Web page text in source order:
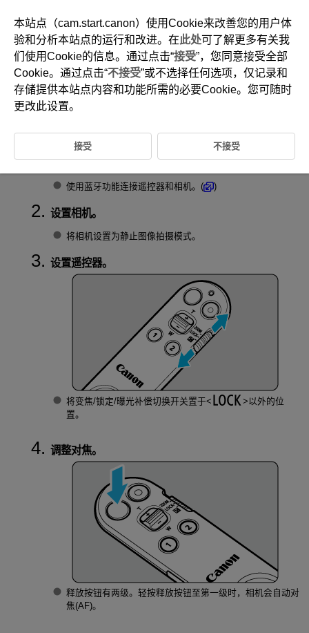
D403-010
拍摄静止图像
使用蓝牙功能连接遥控器和相机。( )
设置相机。
将相机设置为静止图像拍摄模式。
设置遥控器。
将变焦/锁定/曝光补偿切换开关置于
以外的位
置。
调整对焦。
释放按钮有两级。轻按释放按钮至第一级时，相机会自动对
焦(AF)。
本站点（cam.start.canon）使用Cookie来改善您的用户体
验和分析本站点的运行和改进。在此处可了解更多有关我
们使用Cookie的信息。通过点击“接受”，您同意接受全部
Cookie。通过点击“不接受”或不选择任何选项，仅记录和
存储提供本站点内容和功能所需的必要Cookie。您可随时
更改此设置。
接受 不接受